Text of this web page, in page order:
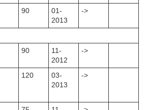
90
01-
2013
->
90
11-
2012
->
120
03-
2013
->